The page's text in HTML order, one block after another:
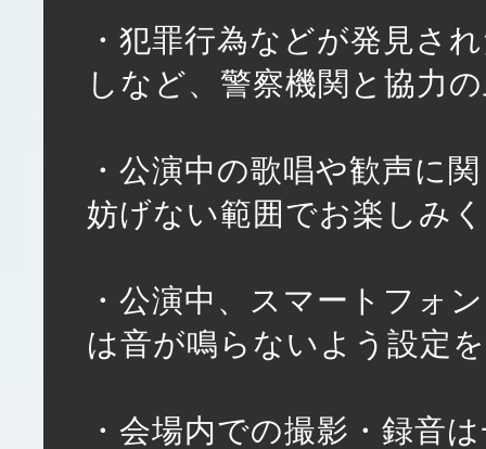
・犯罪行為などが発見さ
しなど、警察機関と協力
・公演中の歌唱や歓声に
妨げない範囲でお楽しみ
・公演中、スマートフォ
は音が鳴らないよう設定
・会場内での撮影・録音